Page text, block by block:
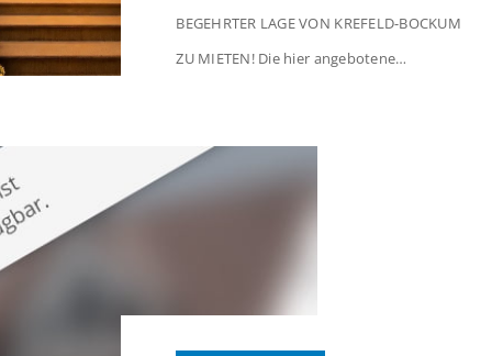
BEGEHRTER LAGE VON KREFELD-BOCKUM
ZU MIETEN! Die hier angebotene
in begehrter Wohnlage von Krefeld-Bockum.